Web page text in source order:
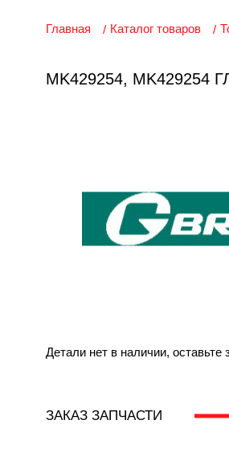
Главная Каталог товаров
MK429254,
Детали нет в наличии,
ЗАКАЗ ЗАПЧАСТИ